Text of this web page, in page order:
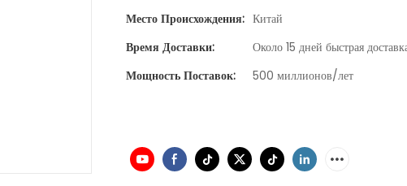
Место Происхождения: Китай
Время Доставки:
Около 15 дней быстрая
Мощность Поставок:
500 миллионов/лет